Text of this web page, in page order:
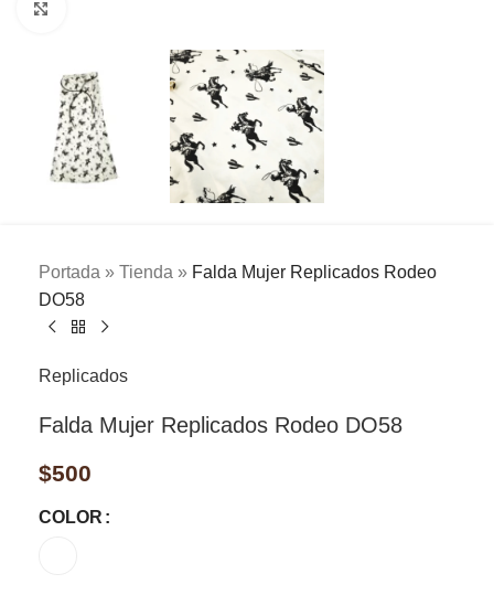
Portada » Tienda » Falda Mujer Replicados Rodeo
DO58
Replicados
Falda Mujer Replicados Rodeo DO58
$500
COLOR